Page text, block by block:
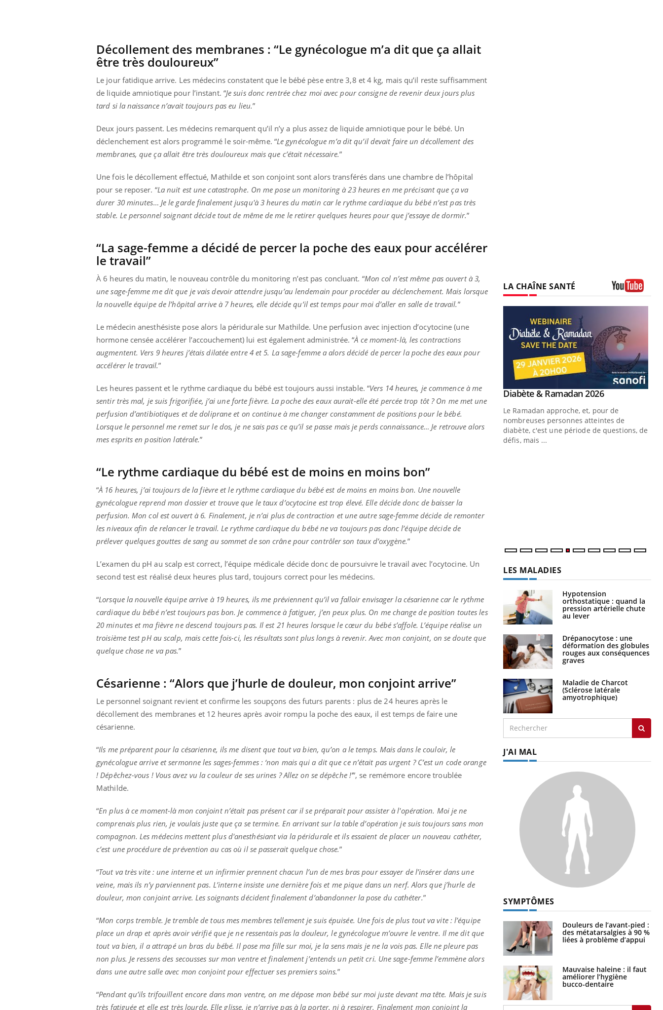
Décollement des membranes : “Le gynécologue m’a dit que ça allait
être très douloureux”
Le jour fatidique arrive. Les médecins constatent que le bébé pèse entre 3,8 et 4 kg, mais qu’il reste suffisamment
de liquide amniotique pour l’instant. “Je suis donc rentrée chez moi avec pour consigne de revenir deux jours plus
tard si la naissance n’avait toujours pas eu lieu.”
Deux jours passent. Les médecins remarquent qu’il n’y a plus assez de liquide amniotique pour le bébé. Un
déclenchement est alors programmé le soir-même. “Le gynécologue m’a dit qu’il devait faire un décollement des
membranes, que ça allait être très douloureux mais que c’était nécessaire.”
Une fois le décollement effectué, Mathilde et son conjoint sont alors transférés dans une chambre de l’hôpital
pour se reposer. “La nuit est une catastrophe. On me pose un monitoring à 23 heures en me précisant que ça va
durer 30 minutes… Je le garde finalement jusqu'à 3 heures du matin car le rythme cardiaque du bébé n’est pas très
stable. Le personnel soignant décide tout de même de me le retirer quelques heures pour que j’essaye de dormir.”
“La sage-femme a décidé de percer la poche des eaux pour accélérer
le travail”
À 6 heures du matin, le nouveau contrôle du monitoring n’est pas concluant. “Mon col n’est même pas ouvert à 3,
une sage-femme me dit que je vais devoir attendre jusqu’au lendemain pour procéder au déclenchement. Mais lorsque
la nouvelle équipe de l’hôpital arrive à 7 heures, elle décide qu’il est temps pour moi d’aller en salle de travail.”
Le médecin anesthésiste pose alors la péridurale sur Mathilde. Une perfusion avec injection d’ocytocine (une
hormone censée accélérer l’accouchement) lui est également administrée. “À ce moment-là, les contractions
augmentent. Vers 9 heures j’étais dilatée entre 4 et 5. La sage-femme a alors décidé de percer la poche des eaux pour
accélérer le travail.”
Les heures passent et le rythme cardiaque du bébé est toujours aussi instable. “Vers 14 heures, je commence à me
sentir très mal, je suis frigorifiée, j’ai une forte fièvre. La poche des eaux aurait-elle été percée trop tôt ? On me met une
perfusion d’antibiotiques et de doliprane et on continue à me changer constamment de positions pour le bébé.
Lorsque le personnel me remet sur le dos, je ne sais pas ce qu’il se passe mais je perds connaissance… Je retrouve alors
mes esprits en position latérale.”
“Le rythme cardiaque du bébé est de moins en moins bon”
“À 16 heures, j’ai toujours de la fièvre et le rythme cardiaque du bébé est de moins en moins bon. Une nouvelle
gynécologue reprend mon dossier et trouve que le taux d’ocytocine est trop élevé. Elle décide donc de baisser la
perfusion. Mon col est ouvert à 6. Finalement, je n’ai plus de contraction et une autre sage-femme décide de remonter
les niveaux afin de relancer le travail. Le rythme cardiaque du bébé ne va toujours pas donc l’équipe décide de
prélever quelques gouttes de sang au sommet de son crâne pour contrôler son taux d’oxygène.”
L’examen du pH au scalp est correct, l’équipe médicale décide donc de poursuivre le travail avec l’ocytocine. Un
second test est réalisé deux heures plus tard, toujours correct pour les médecins.
“Lorsque la nouvelle équipe arrive à 19 heures, ils me préviennent qu’il va falloir envisager la césarienne car le rythme
cardiaque du bébé n’est toujours pas bon. Je commence à fatiguer, j’en peux plus. On me change de position toutes les
20 minutes et ma fièvre ne descend toujours pas. Il est 21 heures lorsque le cœur du bébé s’affole. L’équipe réalise un
troisième test pH au scalp, mais cette fois-ci, les résultats sont plus longs à revenir. Avec mon conjoint, on se doute que
quelque chose ne va pas.”
Césarienne : “Alors que j’hurle de douleur, mon conjoint arrive”
Le personnel soignant revient et confirme les soupçons des futurs parents : plus de 24 heures après le
décollement des membranes et 12 heures après avoir rompu la poche des eaux, il est temps de faire une
césarienne.
“Ils me préparent pour la césarienne, ils me disent que tout va bien, qu’on a le temps. Mais dans le couloir, le
gynécologue arrive et sermonne les sages-femmes : ‘non mais qui a dit que ce n’était pas urgent ? C’est un code orange
! Dépêchez-vous ! Vous avez vu la couleur de ses urines ? Allez on se dépêche !’”, se remémore encore troublée
Mathilde.
“En plus à ce moment-là mon conjoint n’était pas présent car il se préparait pour assister à l'opération. Moi je ne
comprenais plus rien, je voulais juste que ça se termine. En arrivant sur la table d’opération je suis toujours sans mon
compagnon. Les médecins mettent plus d'anesthésiant via la péridurale et ils essaient de placer un nouveau cathéter,
c’est une procédure de prévention au cas où il se passerait quelque chose.”
“Tout va très vite : une interne et un infirmier prennent chacun l’un de mes bras pour essayer de l’insérer dans une
veine, mais ils n’y parviennent pas. L’interne insiste une dernière fois et me pique dans un nerf. Alors que j’hurle de
douleur, mon conjoint arrive. Les soignants décident finalement d’abandonner la pose du cathéter.”
“Mon corps tremble. Je tremble de tous mes membres tellement je suis épuisée. Une fois de plus tout va vite : l’équipe
place un drap et après avoir vérifié que je ne ressentais pas la douleur, le gynécologue m’ouvre le ventre. Il me dit que
tout va bien, il a attrapé un bras du bébé. Il pose ma fille sur moi, je la sens mais je ne la vois pas. Elle ne pleure pas
non plus. Je ressens des secousses sur mon ventre et finalement j’entends un petit cri. Une sage-femme l’emmène alors
dans une autre salle avec mon conjoint pour effectuer ses premiers soins.”
“Pendant qu’ils trifouillent encore dans mon ventre, on me dépose mon bébé sur moi juste devant ma tête. Mais je suis
très fatiguée et elle est très lourde. Elle glisse, je n’arrive pas à la porter, ni à respirer. Finalement mon conjoint la
LA CHAÎNE SANTÉ
Insuline & Charge mentale : et si on
osait en parler??Youtube
En 2026, l'insuline dans le diabète de type 2
reste entourée d'idées reçues chez les
patients comme parfois chez les soignants.
Youtube
Eczéma Chronique des Mains : se
préparer pour l’été !Youtube
L'été arrive… et avec lui, un tout nouveau
rythme de vie ! Vacances, plage, piscine,
Youtube
Diabète & Ramadan 2026Youtube
Le Ramadan approche, et, pour de
nombreuses personnes atteintes de
diabète, c'est une période de questions, de
Youtube
Un « jumeau numérique » pour
préventive Youtube
Un établissement lié à un groupe
mutualiste innove en matière de bilan de
orthostatique : quand la
pression artérielle chute
au lever
déformation des globules
rouges aux conséquences
graves
(Sclérose latérale
amyotrophique)
des métatarsalgies à 90 %
liées à problème d’appui
améliorer l’hygiène
bucco-dentaire